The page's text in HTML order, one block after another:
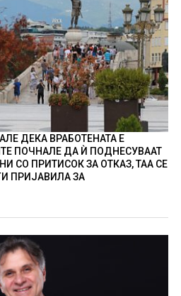
ДЕКА ВРАБОТЕНАТА Е
ПОЧНАЛЕ ДА Ѝ ПОДНЕСУВААТ
СО ПРИТИСОК ЗА ОТКАЗ, ТАА СЕ
ПРИЈАВИЛА ЗА